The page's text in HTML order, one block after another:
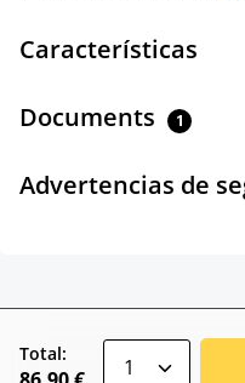
Características
Documents 1
Advertencias de
Total: